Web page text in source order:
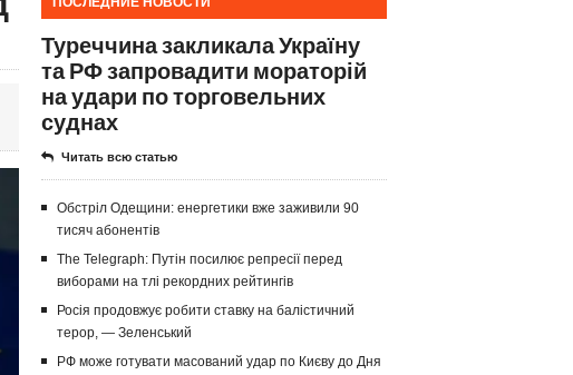
Туреччина закликала Україну
та РФ запровадити мораторій
на удари по торговельних
суднах
Читать всю статью
Обстріл Одещини: енергетики вже заживили 90
тисяч абонентів
The Telegraph: Путін посилює репресії перед
виборами на тлі рекордних рейтингів
Росія продовжує робити ставку на балістичний
терор, — Зеленський
РФ може готувати масований удар по Києву до Дня